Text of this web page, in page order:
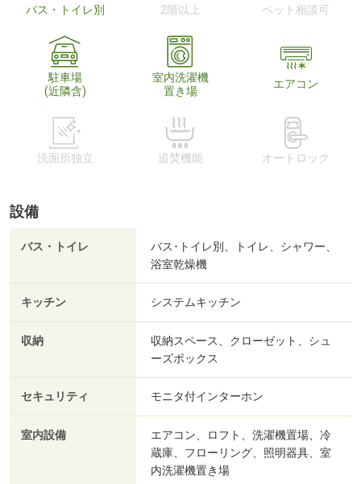
バス・トイレ別 2階以上 ペット相談可
駐車場
(近隣含)
室内洗濯機
置き場
エアコン
洗面所独立 追焚機能 オートロック
設備
バス・トイレ
バス･トイレ別、トイレ、シャワー、
浴室乾燥機
キッチン システムキッチン
収納
収納スペース、クローゼット、シュ
ーズボックス
セキュリティ モニタ付インターホン
室内設備
エアコン、ロフト、洗濯機置場、冷
蔵庫、フローリング、照明器具、室
内洗濯機置き場